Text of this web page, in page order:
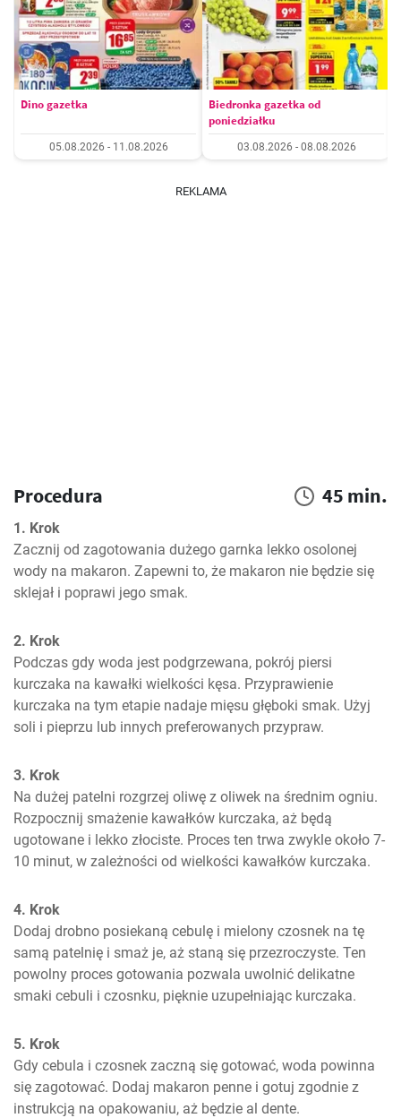
Dino gazetka
05.08.2026 - 11.08.2026
Biedronka gazetka od
poniedziałku
03.08.2026 - 08.08.2026
REKLAMA
Procedura 45 min.
1. Krok
Zacznij od zagotowania dużego garnka lekko osolonej
wody na makaron. Zapewni to, że makaron nie będzie się
sklejał i poprawi jego smak.
2. Krok
Podczas gdy woda jest podgrzewana, pokrój piersi
kurczaka na kawałki wielkości kęsa. Przyprawienie
kurczaka na tym etapie nadaje mięsu głęboki smak. Użyj
soli i pieprzu lub innych preferowanych przypraw.
3. Krok
Na dużej patelni rozgrzej oliwę z oliwek na średnim ogniu.
Rozpocznij smażenie kawałków kurczaka, aż będą
ugotowane i lekko złociste. Proces ten trwa zwykle około 7-
10 minut, w zależności od wielkości kawałków kurczaka.
4. Krok
Dodaj drobno posiekaną cebulę i mielony czosnek na tę
samą patelnię i smaż je, aż staną się przezroczyste. Ten
powolny proces gotowania pozwala uwolnić delikatne
smaki cebuli i czosnku, pięknie uzupełniając kurczaka.
5. Krok
Gdy cebula i czosnek zaczną się gotować, woda powinna
się zagotować. Dodaj makaron penne i gotuj zgodnie z
instrukcją na opakowaniu, aż będzie al dente.